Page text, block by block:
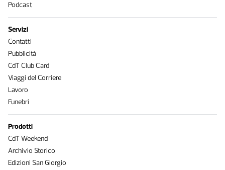
Podcast
Servizi
Contatti
Pubblicità
CdT Club Card
Viaggi del Corriere
Lavoro
Funebri
Prodotti
CdT Weekend
Archivio Storico
Edizioni San Giorgio